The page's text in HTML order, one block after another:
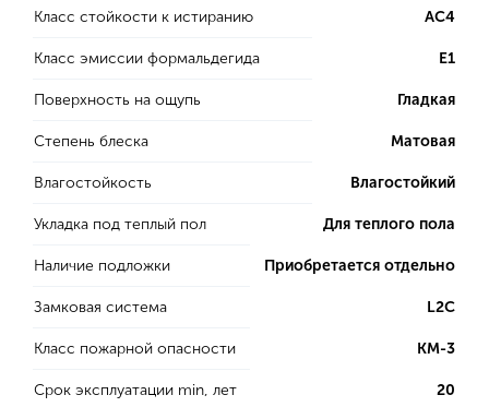
Класс стойкости к истиранию AC4
Класс эмиссии формальдегида E1
Поверхность на ощупь Гладкая
Степень блеска Матовая
Влагостойкость Влагостойкий
Укладка под теплый пол Для теплого пола
Наличие подложки Приобретается отдельно
Замковая система L2C
Класс пожарной опасности КМ-3
Срок эксплуатации min, лет 20